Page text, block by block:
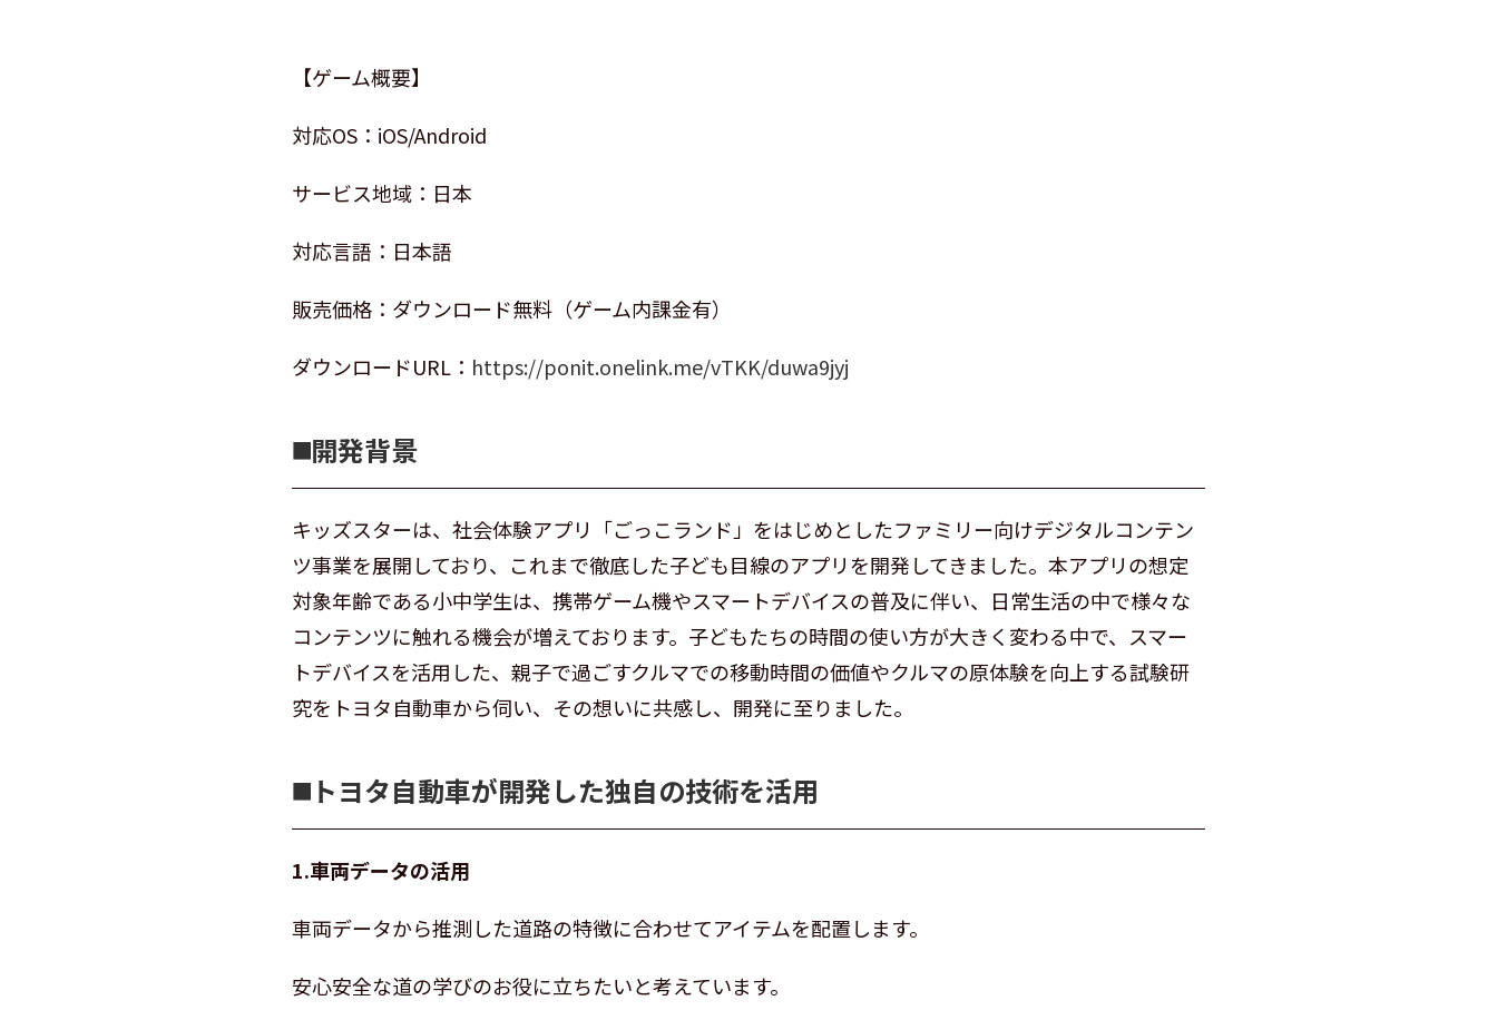
【ゲーム概要】
対応OS：iOS/Android
サービス地域：日本
対応言語：日本語
販売価格：ダウンロード無料（ゲーム内課金有）
ダウンロードURL： https://ponit.onelink.me/vTKK/duwa9jyj
◼️開発背景
キッズスターは、社会体験アプリ「ごっこランド」をはじめとしたファミリー向けデジタルコンテン
ツ事業を展開しており、これまで徹底した子ども目線のアプリを開発してきました。本アプリの想定
対象年齢である小中学生は、携帯ゲーム機やスマートデバイスの普及に伴い、日常生活の中で様々な
コンテンツに触れる機会が増えております。子どもたちの時間の使い方が大きく変わる中で、スマー
トデバイスを活用した、親子で過ごすクルマでの移動時間の価値やクルマの原体験を向上する試験研
究をトヨタ自動車から伺い、その想いに共感し、開発に至りました。
◼️トヨタ自動車が開発した独自の技術を活用
1.車両データの活用
車両データから推測した道路の特徴に合わせてアイテムを配置します。
安心安全な道の学びのお役に立ちたいと考えています。